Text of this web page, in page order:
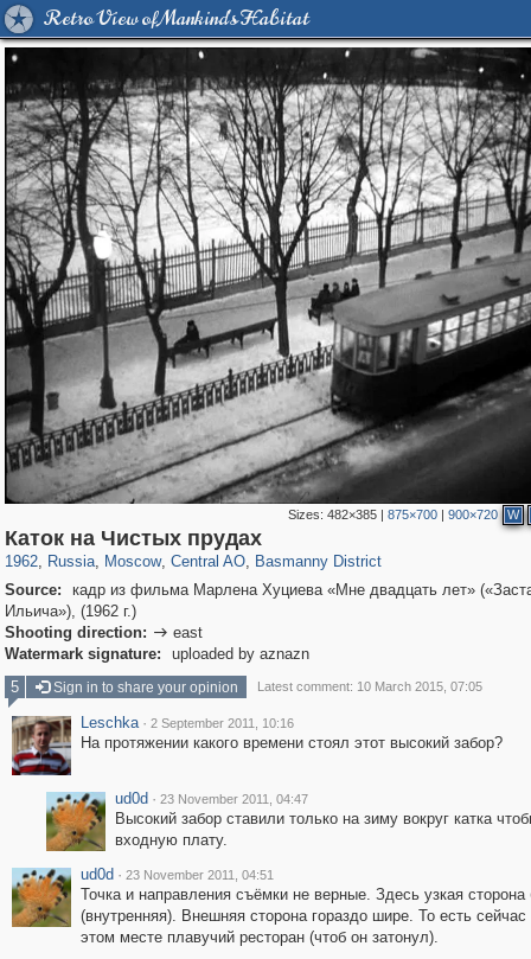
Retro View of Mankind's Habitat
Sizes:482×385 |875×700 |900×720 W
Каток на Чистых прудах
1962, Russia
1,406,257 29,243
, Moscow
319,779 8,286
, Central AO
159,978 5,916
, Basmanny District
13,198
Source:
кадр из фильма Марлена Хуциева «Мне двадцать лет»
Ильича»), (1962 г.)
Shooting direction:  east
Watermark signature:
uploaded by aznazn
5
Sign in to share your opinion Latest comment: 10 March 2015, 07:05
Leschka · 2 September 2011, 10:16
На протяжении какого времени стоял этот высокий забор?
ud0d · 23 November 2011, 04:47
Высокий забор ставили только на зиму вокруг катка
входную плату.
ud0d · 23 November 2011, 04:51
Точка и направления съёмки не верные. Здесь узкая сторона
(внутренняя). Внешняя сторона гораздо шире. То есть сейчас
этом месте плавучий ресторан (чтоб он затонул).